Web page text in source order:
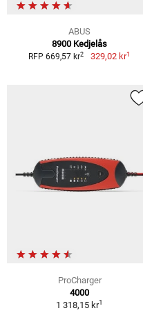
ABUS
8900 Kedjelås
RFP 669,57 kr2 329,02 kr1
ProCharger
4000
1 318,15 kr1